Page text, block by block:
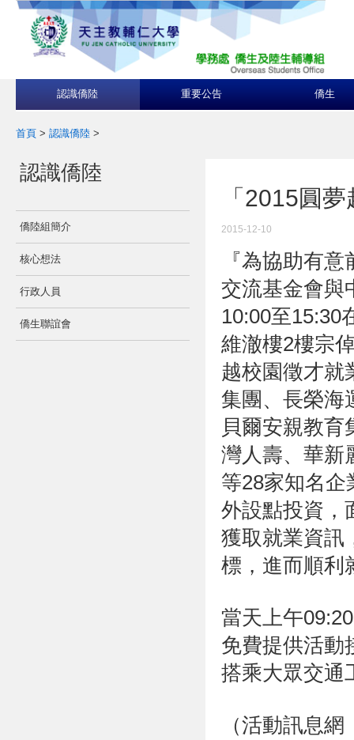
認識僑陸 重要公告 僑生
首頁 > 認識僑陸 >
認識僑陸
僑陸組簡介
核心想法
行政人員
僑生聯誼會
「2015圓
2015-12-10
『為協助有
交流基金會與
10:00至15:30
維澈樓2樓宗
越校園徵才就
集團、長榮海
貝爾安親教
灣人壽、華新
等28家知名企
外設點投資，
獲取就業資訊
標，進而順利
當天上午09:20
免費提供活動
搭乘大眾交通
（活動訊息網